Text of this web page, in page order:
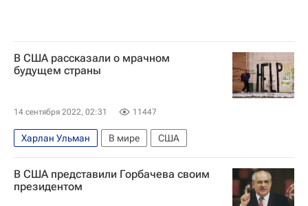
В США рассказали о мрачном
будущем страны
14 сентября 2022, 02:31 11447
Харлан Ульман В мире США
В США представили Горбачева своим
президентом